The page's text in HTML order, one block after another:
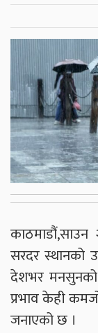
सरदर स्थानको
देशभर मनसुनको
प्रभाव केही
जनाएको छ ।